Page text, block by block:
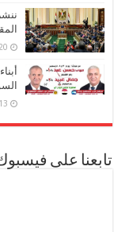
20 ديسمبر، 2020
13 ديسمبر، 2020
تابعنا على